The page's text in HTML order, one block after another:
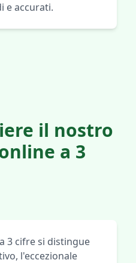
e accurati.
il nostro
a 3
3 cifre si distingue
l'eccezionale